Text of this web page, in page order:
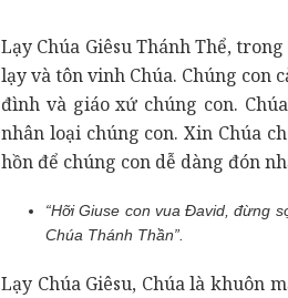
Lạy Chúa Giêsu Thánh Thể,
lạy và tôn vinh Chúa. Chúng con
đình và giáo xứ chúng con.
nhân loại chúng con. Xin Chúa
hồn để chúng con dễ dàng đón
“Hỡi Giuse con vua Đavid, đừng
Chúa Thánh Thần”.
Lạy Chúa Giêsu, Chúa là khuôn